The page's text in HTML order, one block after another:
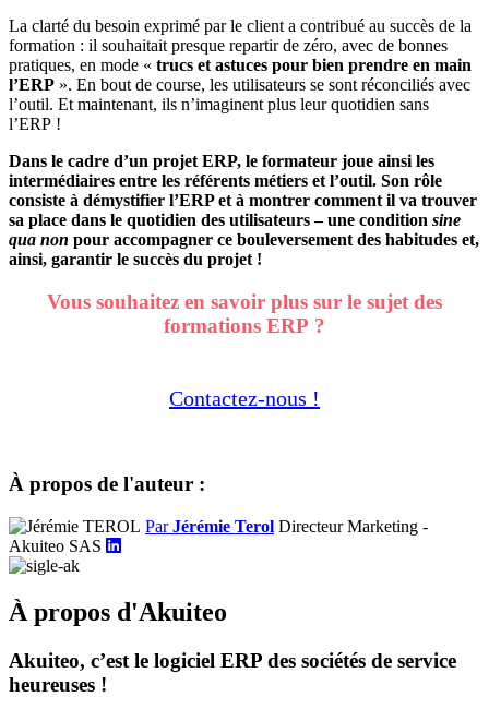
La clarté du besoin exprimé par le client a contribué au succès de la
formation : il souhaitait presque repartir de zéro, avec de bonnes
pratiques, en mode « trucs et astuces pour bien prendre en main
l’ERP ». En bout de course, les utilisateurs se sont réconciliés avec
l’outil. Et maintenant, ils n’imaginent plus leur quotidien sans
l’ERP !
Dans le cadre d’un projet ERP, le formateur joue ainsi les
intermédiaires entre les référents métiers et l’outil. Son rôle
consiste à démystifier l’ERP et à montrer comment il va trouver
sa place dans le quotidien des utilisateurs – une condition sine
qua non pour accompagner ce bouleversement des habitudes et,
ainsi, garantir le succès du projet !
Vous souhaitez en savoir plus sur le sujet des
formations ERP ?
Contactez-nous !
À propos de l'auteur :
ParJérémie Terol Directeur Marketing -
Akuiteo SAS
À propos d'Akuiteo
Akuiteo, c’est le logiciel ERP des sociétés de service
heureuses !